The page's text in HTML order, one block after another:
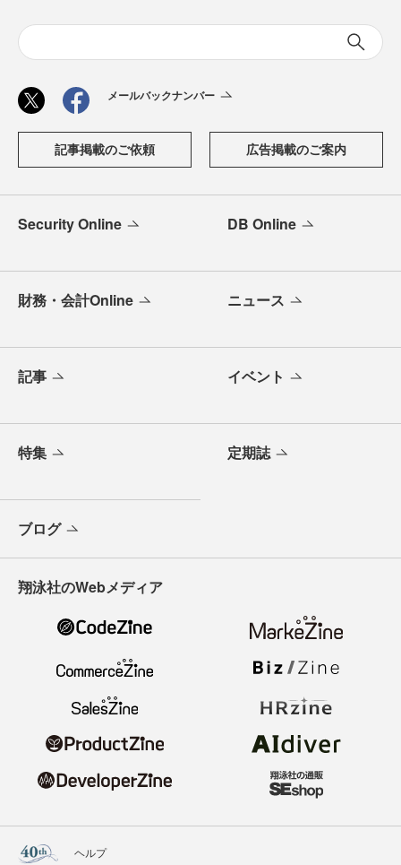
メールバックナンバー
記事掲載のご依頼 広告掲載のご案内
Security Online DB Online
財務・会計Online ニュース
記事 イベント
特集 定期誌
ブログ
翔泳社のWebメディア
ヘルプ